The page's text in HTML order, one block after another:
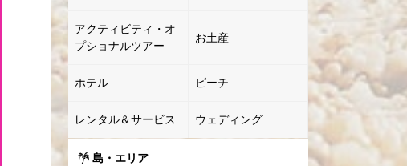
アクティビティ・オ
プショナルツアー
お土産
ホテル ビーチ
レンタル＆サービス ウェディング
島・エリア